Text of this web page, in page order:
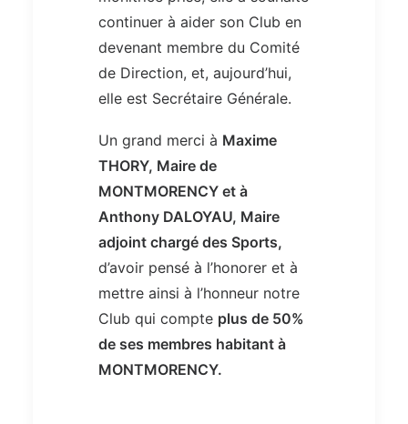
continuer à aider son Club en
devenant membre du Comité
de Direction, et, aujourd’hui,
elle est Secrétaire Générale.
Un grand merci à Maxime
THORY, Maire de
MONTMORENCY et à
Anthony DALOYAU, Maire
adjoint chargé des Sports,
d’avoir pensé à l’honorer et à
mettre ainsi à l’honneur notre
Club qui compte plus de 50%
de ses membres habitant à
MONTMORENCY.